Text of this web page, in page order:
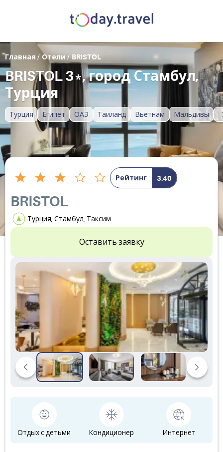
Турция Египет ОАЭ Таиланд Вьетнам Мальдивы
Главная / Отели/ BRISTOL
BRISTOL 3*, город Стамбул,
Турция
Рейтинг 3.40
BRISTOL
Турция, Стамбул, Таксим
Оставить заявку
Отдых с детьми Кондиционер Интернет